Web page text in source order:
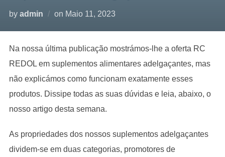
by admin on Maio 11, 2023
Na nossa última publicação mostrámos-lhe a oferta RC
REDOL em suplementos alimentares adelgaçantes, mas
não explicámos como funcionam exatamente esses
produtos. Dissipe todas as suas dúvidas e leia, abaixo, o
nosso artigo desta semana.
As propriedades dos nossos suplementos adelgaçantes
dividem-se em duas categorias, promotores de